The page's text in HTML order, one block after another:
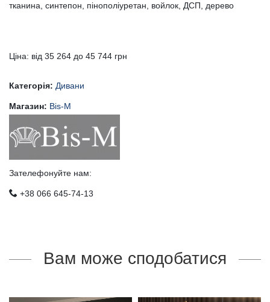
тканина, синтепон, пінополіуретан, войлок, ДСП, дерево
Ціна: від 35 264 до 45 744 грн
Категорія: Дивани
Магазин: Bis-M
Зателефонуйте нам:
+38 066 645-74-13
Вам може сподобатися